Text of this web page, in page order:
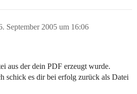
September 2005 um 16:06
aus der dein PDF erzeugt wurde.
schick es dir bei erfolg zurück als Datei